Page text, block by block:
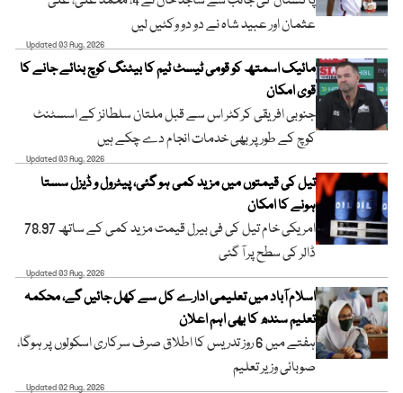
عثمان اور عبید شاہ نے دو دو وکٹیں لیں
Updated 03 Aug, 2026
مائیک اسمتھ کو قومی ٹیسٹ ٹیم کا بیٹنگ کوچ بنائے جانے کا
قوی امکان
جنوبی افریقی کرکٹر اس سے قبل ملتان سلطانز کے اسسٹنٹ
کوچ کے طور پر بھی خدمات انجام دے چکے ہیں
Updated 03 Aug, 2026
تیل کی قیمتوں میں مزید کمی ہو گئی، پیٹرول و ڈیزل سستا
ہونے کا امکان
امریکی خام تیل کی فی بیرل قیمت مزید کمی کے ساتھ 78.97
ڈالر کی سطح پر آ گئی
Updated 03 Aug, 2026
اسلام آباد میں تعلیمی ادارے کل سے کھل جائیں گے، محکمہ
تعلیم سندھ کا بھی اہم اعلان
ہفتے میں 6 روز تدریس کا اطلاق صرف سرکاری اسکولوں پر ہوگا،
صوبائی وزیر تعلیم
Updated 02 Aug, 2026